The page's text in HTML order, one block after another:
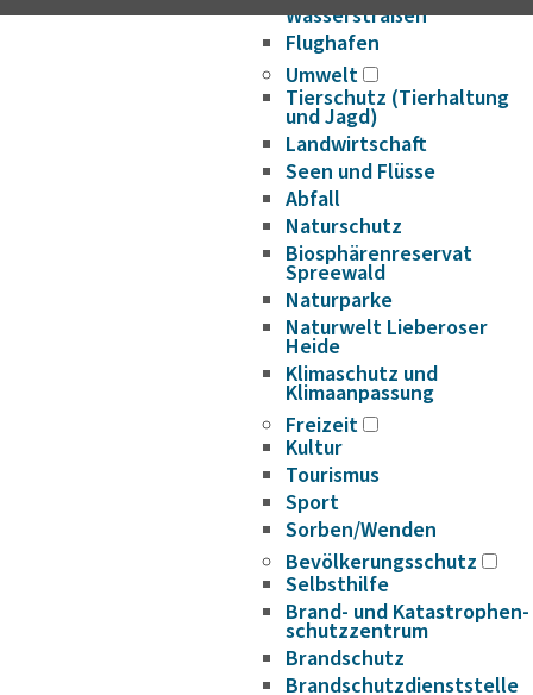
Wasserstraßen
Flughafen
Umwelt
Tierschutz (Tierhaltung
und Jagd)
Landwirtschaft
Seen und Flüsse
Abfall
Naturschutz
Biosphärenreservat
Spreewald
Naturparke
Naturwelt Lieberoser
Heide
Klimaschutz und
Klimaanpassung
Freizeit
Kultur
Tourismus
Sport
Sorben/Wenden
Bevöl­ke­rungs­schutz
Selbst­hilfe
Brand- und Kata­s­tro­­phen­­
schutz­­zen­trum
Brand­schutz
Brand­schutz­dienst­stelle